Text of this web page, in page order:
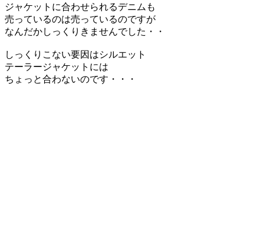
ジャケットに合わせられるデニムも
売っているのは売っているのですが
なんだかしっくりきませんでした・・
しっくりこない要因はシルエット
テーラージャケットには
ちょっと合わないのです・・・